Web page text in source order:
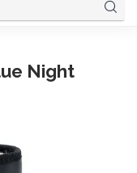
Night